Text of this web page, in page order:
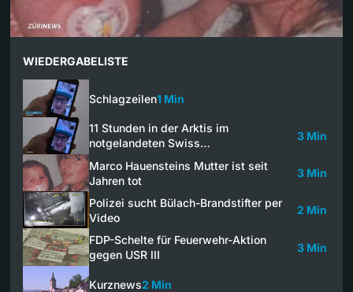
WIEDERGABELISTE
Schlagzeilen1 Min
11 Stunden in der Arktis im
notgelandeten Swiss…
3 Min
Marco Hauensteins Mutter ist seit
Jahren tot
3 Min
Polizei sucht Bülach-Brandstifter per
Video
2 Min
FDP-Schelte für Feuerwehr-Aktion
gegen USR III
3 Min
Kurznews2 Min